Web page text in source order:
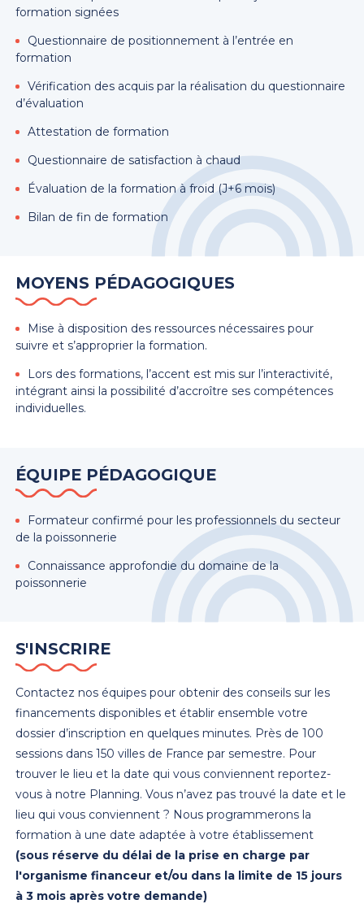
formation signées
Questionnaire de positionnement à l’entrée en
formation
Vérification des acquis par la réalisation du questionnaire
d’évaluation
Attestation de formation
Questionnaire de satisfaction à chaud
Évaluation de la formation à froid (J+6 mois)
Bilan de fin de formation
MOYENS PÉDAGOGIQUES
Mise à disposition des ressources nécessaires pour
suivre et s’approprier la formation.
Lors des formations, l’accent est mis sur l’interactivité,
intégrant ainsi la possibilité d’accroître ses compétences
individuelles.
ÉQUIPE PÉDAGOGIQUE
Formateur confirmé pour les professionnels du secteur
de la poissonnerie
Connaissance approfondie du domaine de la
poissonnerie
S'INSCRIRE
Contactez nos équipes pour obtenir des conseils sur les
financements disponibles et établir ensemble votre
dossier d’inscription en quelques minutes. Près de 100
sessions dans 150 villes de France par semestre. Pour
trouver le lieu et la date qui vous conviennent reportez-
vous à notre Planning. Vous n’avez pas trouvé la date et le
lieu qui vous conviennent ? Nous programmerons la
formation à une date adaptée à votre établissement
(sous réserve du délai de la prise en charge par
l'organisme financeur et/ou dans la limite de 15 jours
à 3 mois après votre demande)